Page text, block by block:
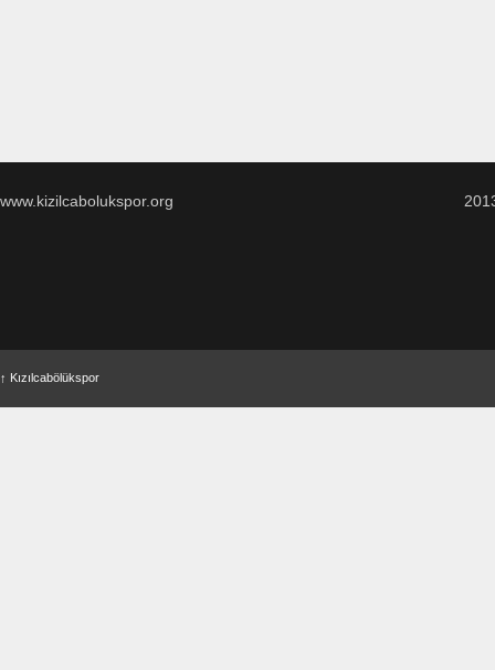
www.kizilcabolukspor.org
↑ Kızılcabölükspor